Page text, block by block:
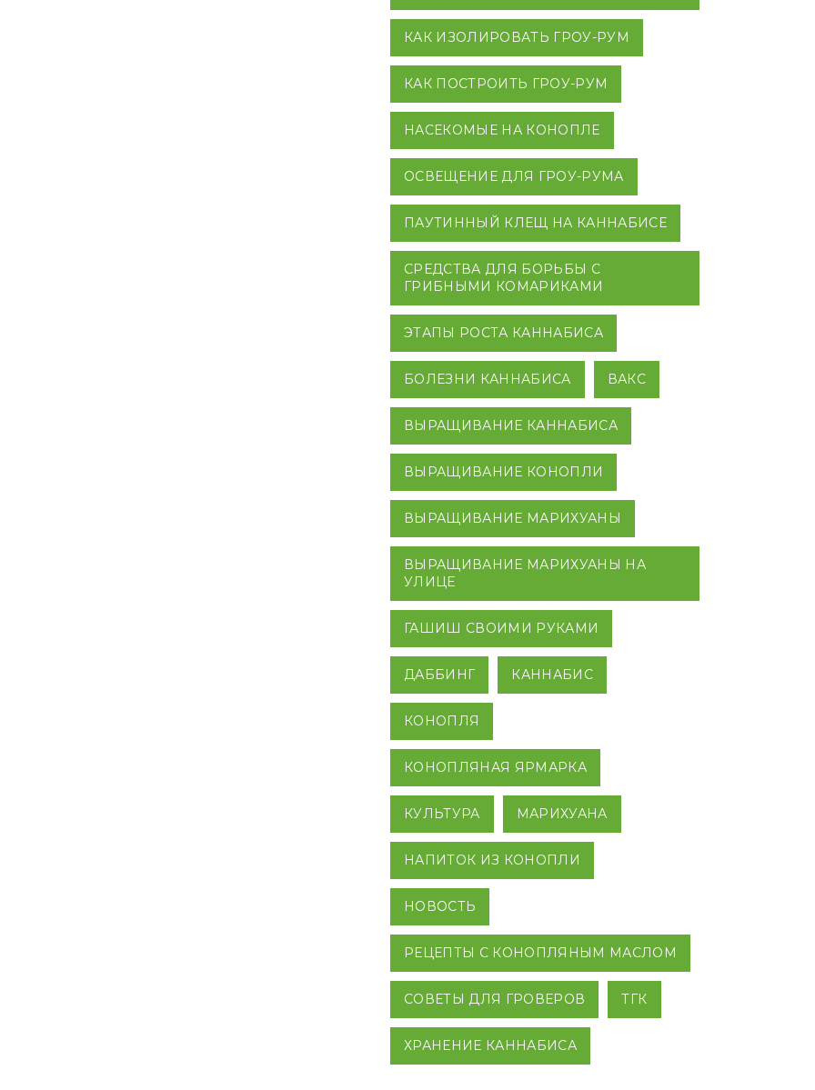
КАК ИЗОЛИРОВАТЬ ГРОУ-РУМ
КАК ПОСТРОИТЬ ГРОУ-РУМ
НАСЕКОМЫЕ НА КОНОПЛЕ
ОСВЕЩЕНИЕ ДЛЯ ГРОУ-РУМА
ПАУТИННЫЙ КЛЕЩ НА КАННАБИСЕ
СРЕДСТВА ДЛЯ БОРЬБЫ С
ГРИБНЫМИ КОМАРИКАМИ
ЭТАПЫ РОСТА КАННАБИСА
БОЛЕЗНИ КАННАБИСА ВАКС
ВЫРАЩИВАНИЕ КАННАБИСА
ВЫРАЩИВАНИЕ КОНОПЛИ
ВЫРАЩИВАНИЕ МАРИХУАНЫ
ВЫРАЩИВАНИЕ МАРИХУАНЫ НА
УЛИЦЕ
ГАШИШ СВОИМИ РУКАМИ
ДАББИНГ КАННАБИС
КОНОПЛЯ
КОНОПЛЯНАЯ ЯРМАРКА
КУЛЬТУРА МАРИХУАНА
НАПИТОК ИЗ КОНОПЛИ
НОВОСТЬ
РЕЦЕПТЫ С КОНОПЛЯНЫМ МАСЛОМ
СОВЕТЫ ДЛЯ ГРОВЕРОВ ТГК
ХРАНЕНИЕ КАННАБИСА